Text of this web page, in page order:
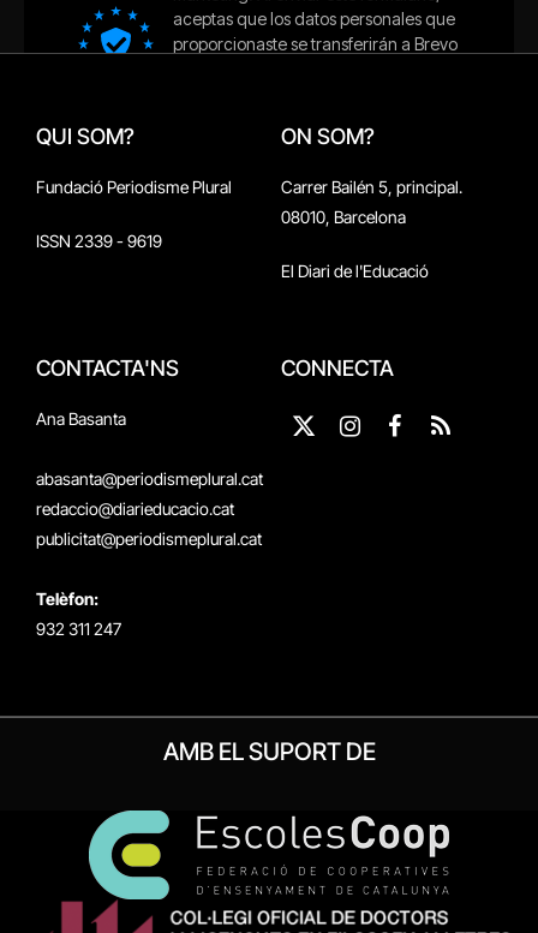
QUI SOM?
Fundació Periodisme Plural
ISSN 2339 - 9619
ON SOM?
Carrer Bailén 5, principal.
08010, Barcelona
El Diari de l'Educació
CONTACTA'NS
Ana Basanta
abasanta@periodismeplural.cat
redaccio@diarieducacio.cat
publicitat@periodismeplural.cat
Telèfon:
932 311 247
CONNECTA
X
Instagram
Facebook
RSS
AMB EL SUPORT DE